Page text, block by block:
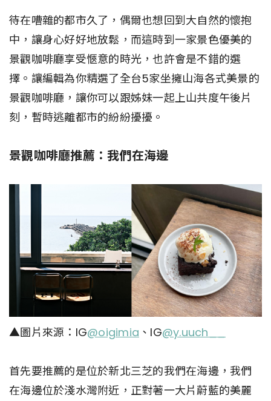
待在嘈雜的都市久了，偶爾也想回到大自然的懷抱
中，讓身心好好地放鬆，而這時到一家景色優美的
景觀咖啡廳享受愜意的時光，也許會是不錯的選
擇。讓編輯為你精選了全台5家坐擁山海各式美景的
景觀咖啡廳，讓你可以跟姊妹一起上山共度午後片
刻，暫時逃離都市的紛紛擾擾。
景觀咖啡廳推薦：我們在海邊
▲圖片來源：IG@oigimia 、IG@y.uuch__
首先要推薦的是位於新北三芝的我們在海邊，我們
在海邊位於淺水灣附近，正對著一大片蔚藍的美麗